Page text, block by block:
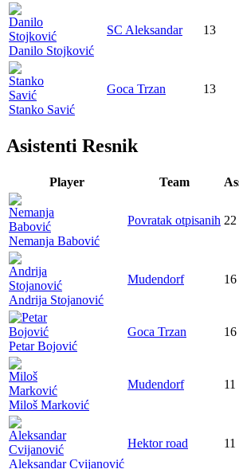
Danilo Stojković
SC Aleksandar 13
Stanko Savić
Goca Trzan 13
Asistenti Resnik
Player Team
Nemanja Babović
Povratak otpisanih 22
Andrija Stojanović
Mudendorf 16
Petar Bojović
Goca Trzan 16
Miloš Marković
Mudendorf 11
Aleksandar Cvijanović
Hektor road 11